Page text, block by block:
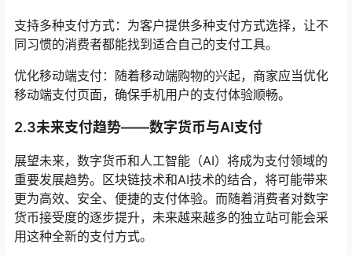
支持多种支付方式：为客户提供多种支付方式选择，让不
同习惯的消费者都能找到适合自己的支付工具。
优化移动端支付：随着移动端购物的兴起，商家应当优化
移动端支付页面，确保手机用户的支付体验顺畅。
2.3未来支付趋势——数字货币与AI支付
展望未来，数字货币和人工智能（AI）将成为支付领域的
重要发展趋势。区块链技术和AI技术的结合，将可能带来
更为高效、安全、便捷的支付体验。而随着消费者对数字
货币接受度的逐步提升，未来越来越多的独立站可能会采
用这种全新的支付方式。